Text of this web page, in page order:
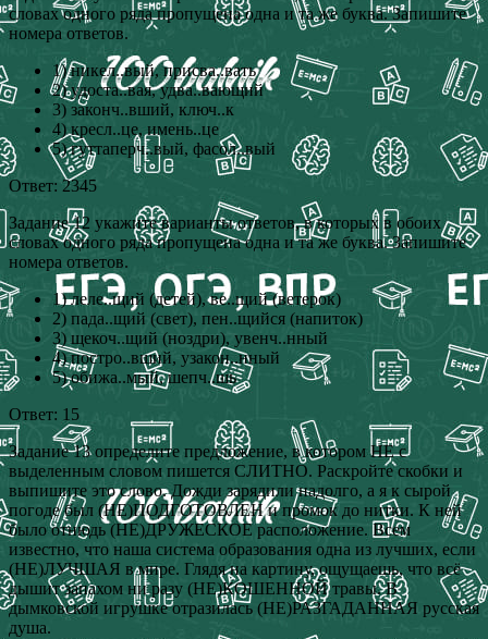
словах одного ряда пропущена одна и та же буква. Запишите
номера ответов.
1) никел..вый, присва..вать
2) удоста..вая, удва..вающий
3) законч..вший, ключ..к
4) кресл..це, имень..це
5) гуттаперч..вый, фасол..вый
Ответ: 2345
Задание 12 укажите варианты ответов, в которых в обоих
словах одного ряда пропущена одна и та же буква. Запишите
номера ответов.
1) леле..щий (детей), ве..щий (ветерок)
2) пада..щий (свет), пен..щийся (напиток)
3) щекоч..щий (ноздри), увенч..нный
4) постро..вший, узакон..нный
5) обижа..мый, шепч..шь
Ответ: 15
Задание 13 определите предложение, в котором НЕ с
выделенным словом пишется СЛИТНО. Раскройте скобки и
выпишите это слово. Дожди зарядили надолго, а я к сырой
погоде был (НЕ)ПОДГОТОВЛЕН и промок до нитки. К ней
было отнюдь (НЕ)ДРУЖЕСКОЕ расположение. Всем
известно, что наша система образования одна из лучших, если
(НЕ)ЛУЧШАЯ в мире. Глядя на картину, ощущаешь, что всё
дышит запахом ни разу (НЕ)КОШЕННОЙ травы. В
дымковской игрушке отразилась (НЕ)РАЗГАДАННАЯ русская
душа.